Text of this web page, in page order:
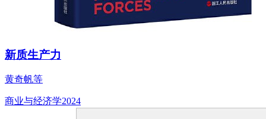
新质生产力
黄奇帆等
商业与经济学2024